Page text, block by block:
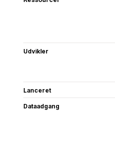
Udvikler
Lanceret
Dataadgang